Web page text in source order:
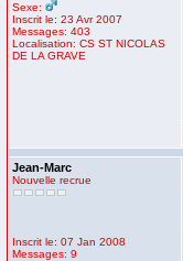
Sexe:
Inscrit le: 23 Avr 2007
Messages: 403
Localisation: CS ST NICOLAS
DE LA GRAVE
Jean-Marc
Nouvelle recrue
Inscrit le: 07 Jan 2008
Messages: 9